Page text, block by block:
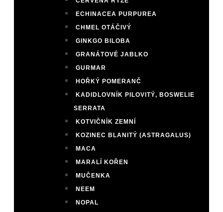
ECHINACEA PURPUREA
CHMEL OTÁČIVÝ
GINKGO BILOBA
GRANÁTOVÉ JABLKO
GURMAR
HOŘKÝ POMERANČ
KADIDLOVNÍK PILOVITÝ, BOSWELIE
SERRATA
KOTVIČNÍK ZEMNÍ
KOZINEC BLANITÝ (ASTRAGALUS)
MACA
MARALÍ KOŘEN
MUČENKA
NEEM
NOPAL